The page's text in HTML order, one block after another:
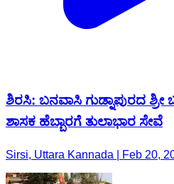
ಶಿರಸಿ: ಬನವಾಸಿ ಗುಡ್ನಾಪುರದ ಶ್ರೀ
ಶಾಸಕ ಹೆಬ್ಬಾರಗೆ ತುಲಾಭಾರ ಸೇವೆ
Sirsi, Uttara Kannada | Feb 20,